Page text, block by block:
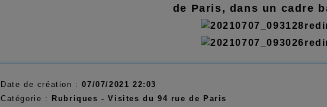
de Paris, dans un cadre
Date de création :07/07/2021 22:03
Catégorie : Rubriques - Visites du 94 rue de Paris